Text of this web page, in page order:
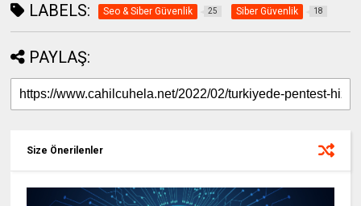
LABELS: Seo & Siber Güvenlik 25 Siber Güvenlik 18
PAYLAŞ:
Size Önerilenler